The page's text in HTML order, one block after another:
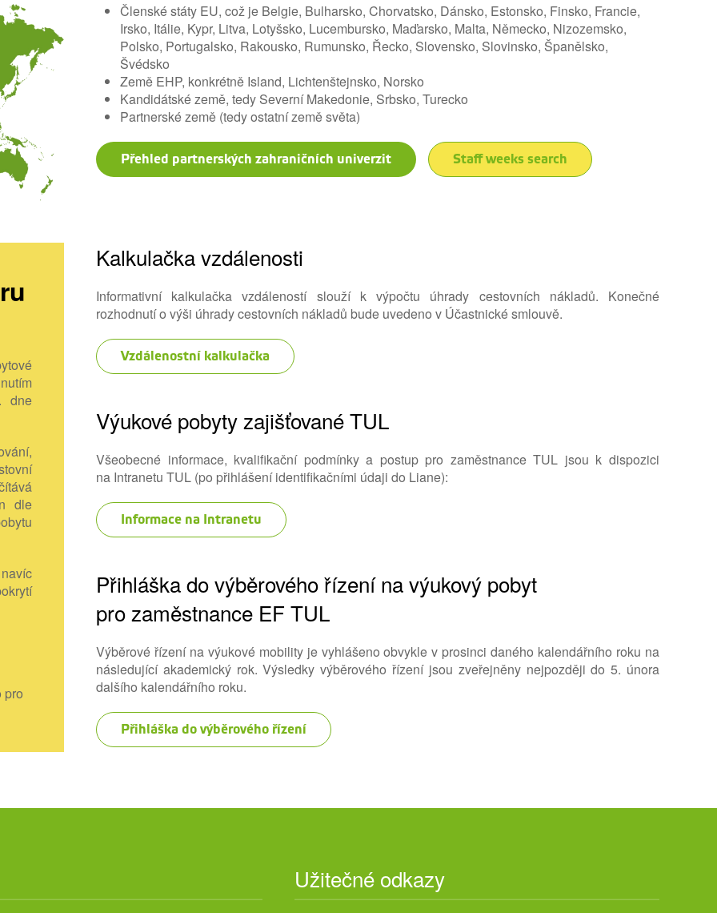
Členské státy EU, což je Belgie, Bulharsko, Chorvatsko, Dánsko, Estonsko, Finsko, Francie,
Irsko, Itálie, Kypr, Litva, Lotyšsko, Lucembursko, Maďarsko, Malta, Německo, Nizozemsko,
Polsko, Portugalsko, Rakousko, Rumunsko, Řecko, Slovensko, Slovinsko, Španělsko,
Švédsko
Země EHP, konkrétně Island, Lichtenštejnsko, Norsko
Kandidátské země, tedy Severní Makedonie, Srbsko, Turecko
Partnerské země (tedy ostatní země světa)
Přehled partnerských zahraničních univerzit Staff weeks search
dne
dle
pro
Kalkulačka vzdálenosti
Informativní kalkulačka vzdáleností slouží k výpočtu úhrady cestovních nákladů. Konečné
rozhodnutí o výši úhrady cestovních nákladů bude uvedeno v Účastnické smlouvě.
Vzdálenostní kalkulačka
Výukové pobyty zajišťované TUL
Všeobecné informace, kvalifikační podmínky a postup pro zaměstnance TUL jsou k dispozici
na Intranetu TUL (po přihlášení identifikačními údaji do Liane):
Informace na Intranetu
Přihláška do výběrového řízení na výukový pobyt
pro zaměstnance EF TUL
Výběrové řízení na výukové mobility je vyhlášeno obvykle v prosinci daného kalendářního roku na
následující akademický rok. Výsledky výběrového řízení jsou zveřejněny nejpozději do 5. února
dalšího kalendářního roku.
Přihláška do výběrového řízení
Užitečné odkazy